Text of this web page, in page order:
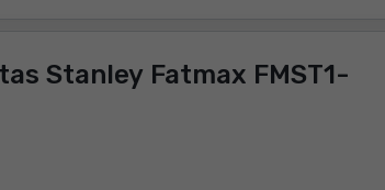
Stanley Fatmax FMST1-